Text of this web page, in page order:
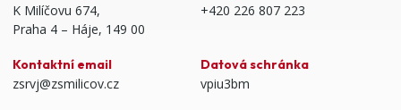
K Milíčovu 674,
Praha 4 – Háje, 149 00
+420 226 807 223
Kontaktní email
zsrvj@zsmilicov.cz
Datová schránka
vpiu3bm